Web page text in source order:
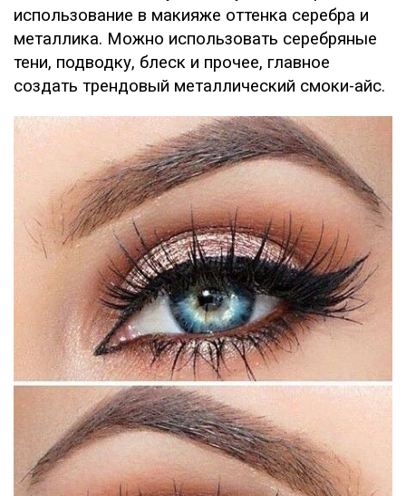
использование в макияже оттенка серебра и
металлика. Можно использовать серебряные
тени, подводку, блеск и прочее, главное
создать трендовый металлический смоки-айс.